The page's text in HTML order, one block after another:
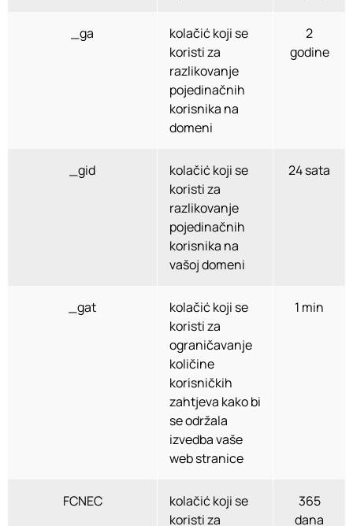
_ga
kolačić koji se
koristi za
razlikovanje
pojedinačnih
korisnika na
domeni
2
godine
_gid
kolačić koji se
koristi za
razlikovanje
pojedinačnih
korisnika na
vašoj domeni
24 sata
_gat
kolačić koji se
koristi za
ograničavanje
količine
korisničkih
zahtjeva kako bi
se održala
izvedba vaše
web stranice
1 min
FCNEC
kolačić koji se
koristi za
365
dana